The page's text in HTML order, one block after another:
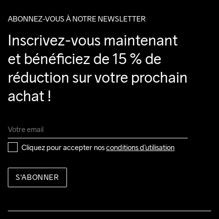
ABONNEZ-VOUS À NOTRE NEWSLETTER
Inscrivez-vous maintenant
et bénéficiez de 15 % de
réduction sur votre prochain
achat !
Cliquez pour accepter nos conditions d’utilisation
S'ABONNER